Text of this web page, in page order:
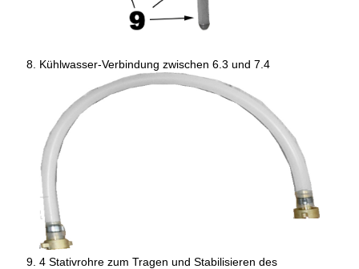
Kühlwasser-Verbindung zwischen 6.3 und 7.4
4 Stativrohre zum Tragen und Stabilisieren des